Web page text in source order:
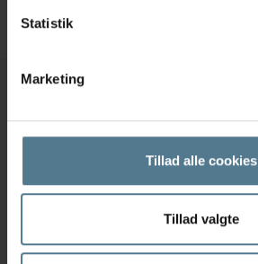
Statistik
Marketing
Tillad alle cookies
Tillad valgte
Skæring Dyreklinik
dyrlaegen@dine-dyr.dk